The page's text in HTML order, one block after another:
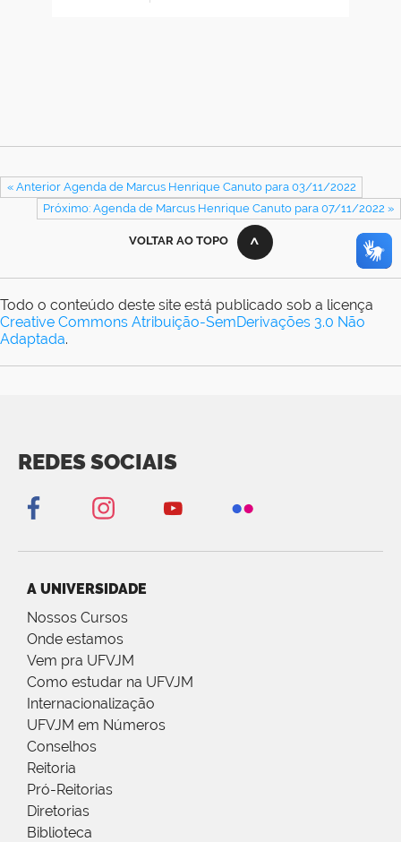
« Anterior Agenda de Marcus Henrique Canuto para 03/11/2022
Próximo: Agenda de Marcus Henrique Canuto para 07/11/2022 »
VOLTAR AO TOPO
Todo o conteúdo deste site está publicado sob a licença
Creative Commons Atribuição-SemDerivações 3.0 Não
Adaptada.
REDES SOCIAIS
A UNIVERSIDADE
Nossos Cursos
Onde estamos
Vem pra UFVJM
Como estudar na UFVJM
Internacionalização
UFVJM em Números
Conselhos
Reitoria
Pró-Reitorias
Diretorias
Biblioteca